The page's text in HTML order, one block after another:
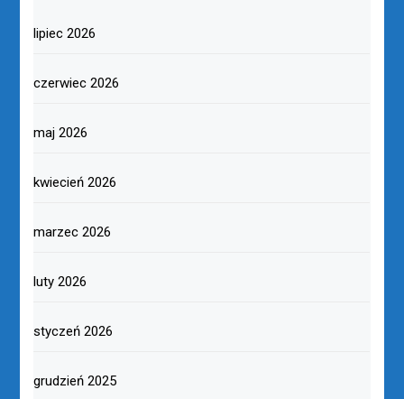
lipiec 2026
czerwiec 2026
maj 2026
kwiecień 2026
marzec 2026
luty 2026
styczeń 2026
grudzień 2025